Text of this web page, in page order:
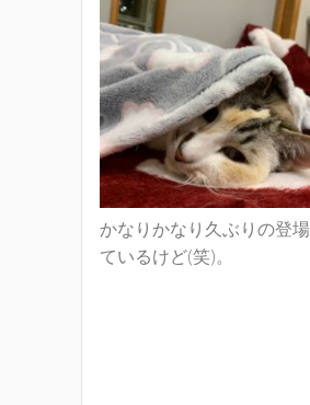
かなりかなり久ぶりの登
ているけど(笑)。